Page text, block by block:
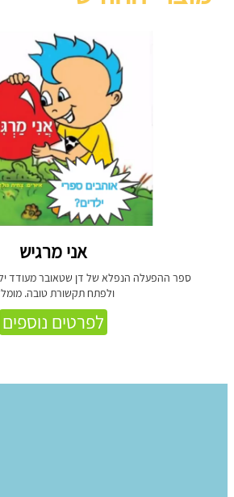
אני מרגיש
ספר ההפעלה הנפלא של דן שטאובר מעודד
ולפתח תקשורת טובה.
לפרטים נוספים